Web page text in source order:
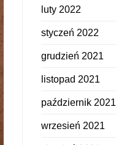
luty 2022
styczeń 2022
grudzień 2021
listopad 2021
październik 2021
wrzesień 2021